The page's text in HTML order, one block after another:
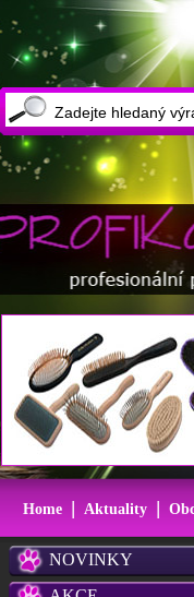
Home | Aktuality |
NOVINKY